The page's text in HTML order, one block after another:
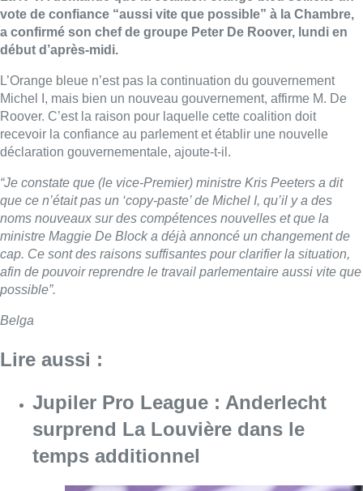
vote de confiance “aussi vite que possible” à la Chambre,
a confirmé son chef de groupe Peter De Roover, lundi en
début d’après-midi.
L’Orange bleue n’est pas la continuation du gouvernement
Michel I, mais bien un nouveau gouvernement, affirme M. De
Roover. C’est la raison pour laquelle cette coalition doit
recevoir la confiance au parlement et établir une nouvelle
déclaration gouvernementale, ajoute-t-il.
“Je constate que (le vice-Premier) ministre Kris Peeters a dit
que ce n’était pas un ‘copy-paste’ de Michel I, qu’il y a des
noms nouveaux sur des compétences nouvelles et que la
ministre Maggie De Block a déjà annoncé un changement de
cap. Ce sont des raisons suffisantes pour clarifier la situation,
afin de pouvoir reprendre le travail parlementaire aussi vite que
possible”.
Belga
Lire aussi :
Jupiler Pro League : Anderlecht
surprend La Louvière dans le
temps additionnel